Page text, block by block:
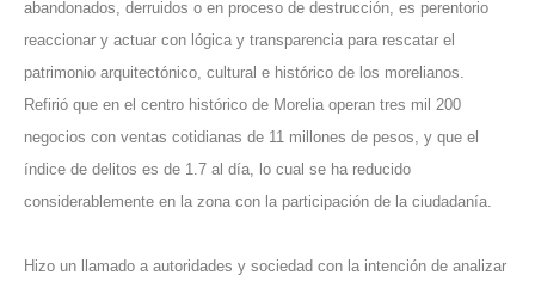
abandonados, derruidos o en proceso de destrucción, es perentorio
reaccionar y actuar con lógica y transparencia para rescatar el
patrimonio arquitectónico, cultural e histórico de los morelianos.
Refirió que en el centro histórico de Morelia operan tres mil 200
negocios con ventas cotidianas de 11 millones de pesos, y que el
índice de delitos es de 1.7 al día, lo cual se ha reducido
considerablemente en la zona con la participación de la ciudadanía.
Hizo un llamado a autoridades y sociedad con la intención de analizar